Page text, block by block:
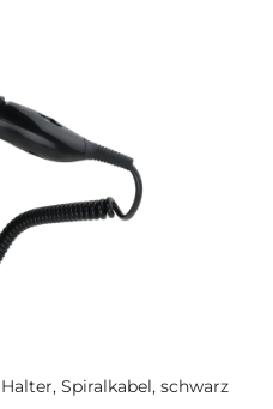
Spiralkabel, schwarz